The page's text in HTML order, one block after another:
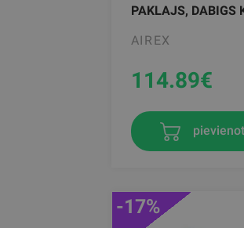
PAKLAJS, DABIGS
AIREX
114.89€
-17%